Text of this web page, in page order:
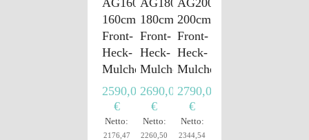
AG160
160cm
Front-
Heck-
Mulcher
2590,00
€
Netto:
2176,47
AG180
180cm
Front-
Heck-
Mulcher
2690,00
€
Netto:
2260,50
AG200
200cm
Front-
Heck-
Mulcher
2790,00
€
Netto:
2344,54